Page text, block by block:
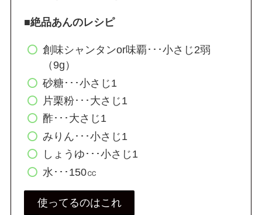
■絶品あんのレシピ
創味シャンタンor味覇･･･小さじ2弱
（9g）
砂糖･･･小さじ1
片栗粉･･･大さじ1
酢･･･大さじ1
みりん･･･小さじ1
しょうゆ･･･小さじ1
水･･･150㏄
使ってるのはこれ